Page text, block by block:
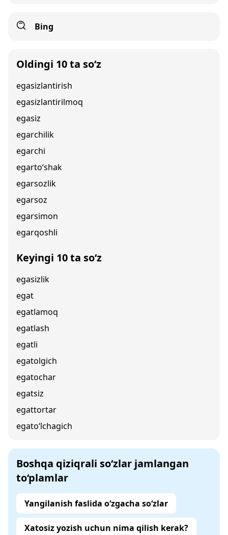
Bing
Oldingi 10 ta so‘z
egasizlantirish
egasizlantirilmoq
egasiz
egarchilik
egarchi
egarto‘shak
egarsozlik
egarsoz
egarsimon
egarqoshli
Keyingi 10 ta so‘z
egasizlik
egat
egatlamoq
egatlash
egatli
egatolgich
egatochar
egatsiz
egattortar
egato‘lchagich
Boshqa qiziqrali so‘zlar jamlangan
to‘plamlar
Yangilanish faslida o‘zgacha so‘zlar
Xatosiz yozish uchun nima qilish kerak?